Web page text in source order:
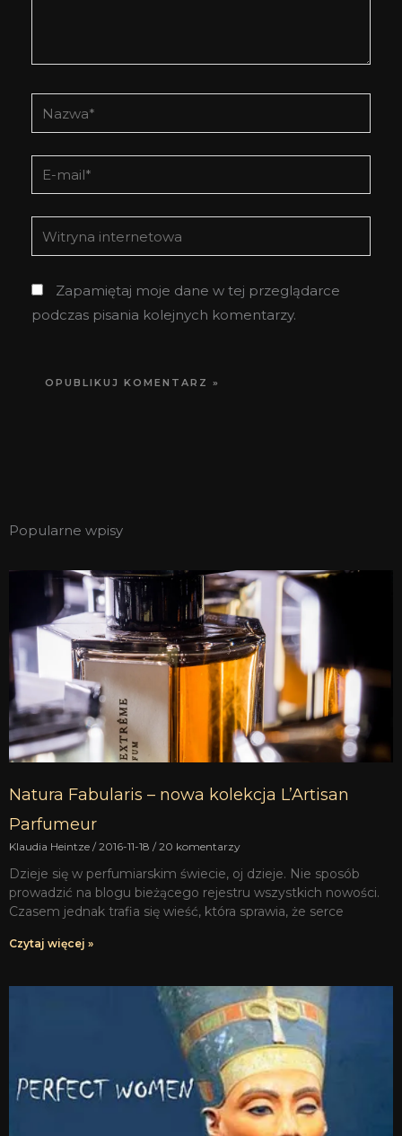
Nazwa*
E-
mail*
Witryna
internetowa
Zapamiętaj moje dane w tej przeglądarce
podczas pisania kolejnych komentarzy.
Popularne wpisy
Natura Fabularis – nowa kolekcja L’Artisan
Parfumeur
Klaudia Heintze 2016-11-18 20 komentarzy
Dzieje się w perfumiarskim świecie, oj dzieje. Nie sposób
prowadzić na blogu bieżącego rejestru wszystkich nowości.
Czasem jednak trafia się wieść, która sprawia, że serce
Czytaj więcej »